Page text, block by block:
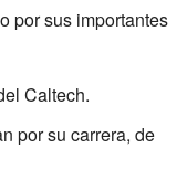
por sus importantes
Caltech.
por su carrera, de